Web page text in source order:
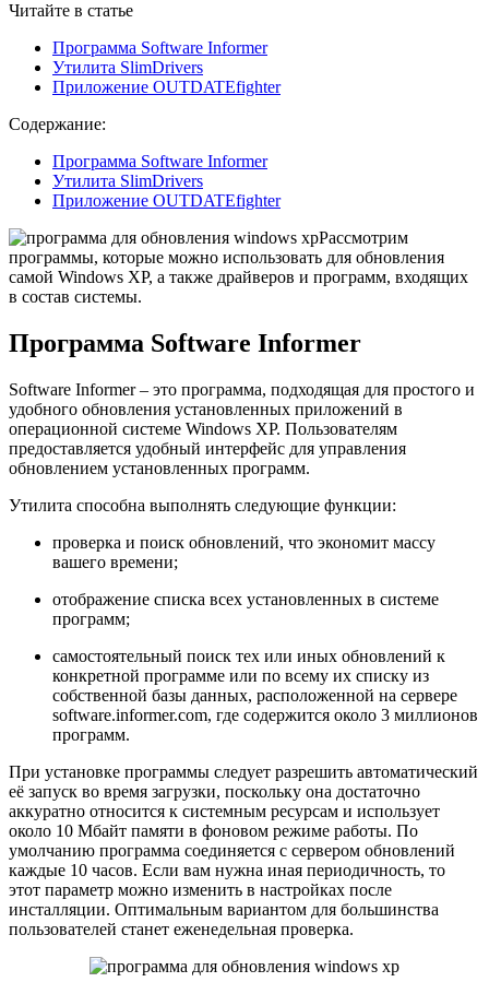
Читайте в статье
Программа Software Informer
Утилита SlimDrivers
Приложение OUTDATEfighter
Содержание:
Программа Software Informer
Утилита SlimDrivers
Приложение OUTDATEfighter
Рассмотрим
программы, которые можно использовать для обновления
самой Windows XP, а также драйверов и программ, входящих
в состав системы.
Программа Software Informer
Software Informer – это программа, подходящая для простого и
удобного обновления установленных приложений в
операционной системе Windows XP. Пользователям
предоставляется удобный интерфейс для управления
обновлением установленных программ.
Утилита способна выполнять следующие функции:
проверка и поиск обновлений, что экономит массу
вашего времени;
отображение списка всех установленных в системе
программ;
самостоятельный поиск тех или иных обновлений к
конкретной программе или по всему их списку из
собственной базы данных, расположенной на сервере
software.informer.com, где содержится около 3 миллионов
программ.
При установке программы следует разрешить автоматический
её запуск во время загрузки, поскольку она достаточно
аккуратно относится к системным ресурсам и использует
около 10 Мбайт памяти в фоновом режиме работы. По
умолчанию программа соединяется с сервером обновлений
каждые 10 часов. Если вам нужна иная периодичность, то
этот параметр можно изменить в настройках после
инсталляции. Оптимальным вариантом для большинства
пользователей станет еженедельная проверка.